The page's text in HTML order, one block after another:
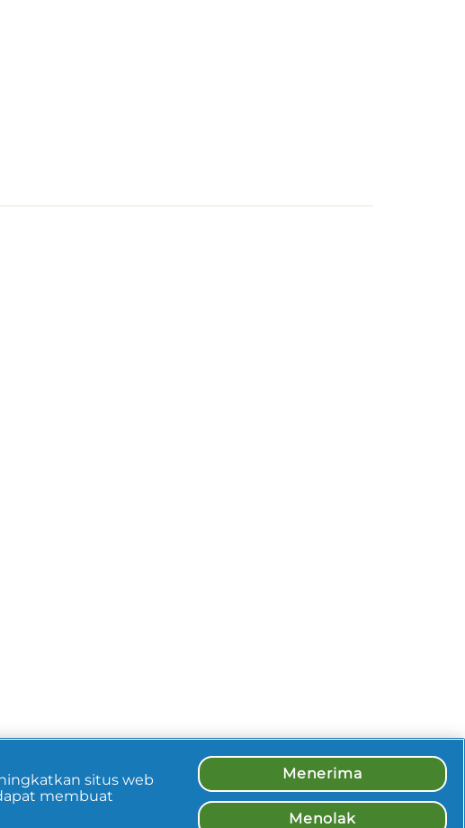
situs web
membuat
Menerima
Menolak